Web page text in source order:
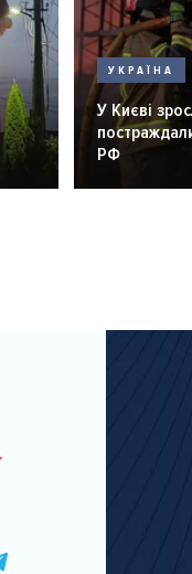
УКРАЇНА
У Києві
РФ